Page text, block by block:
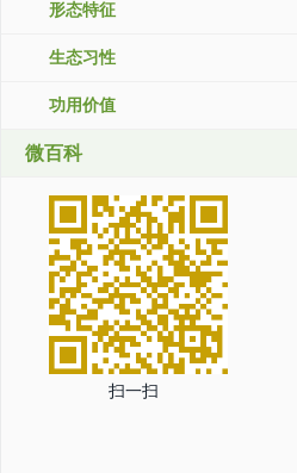
形态特征
生态习性
功用价值
微百科
扫一扫